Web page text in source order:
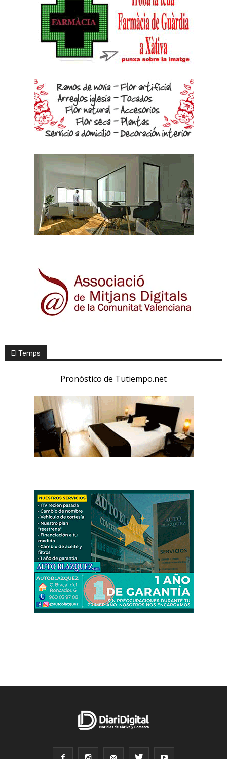
El Temps
Pronóstico de Tutiempo.net